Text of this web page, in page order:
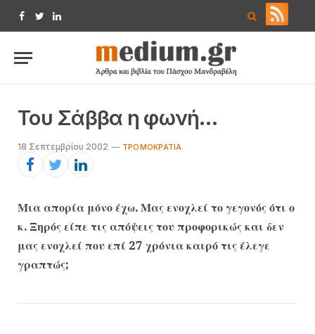
Facebook
TwitterLinkedIn
Του Σάββα η φωνή…
18 Σεπτεμβρίου 2002 TΡΟΜΟΚΡΑΤΊΑ
Μια απορία μόνο έχω. Μας ενοχλεί το γεγονός ότι ο
κ. Ξηρός είπε τις απόψεις του προφορικώς και δεν
μας ενοχλεί που επί 27 χρόνια καιρό τις έλεγε
γραπτώς;